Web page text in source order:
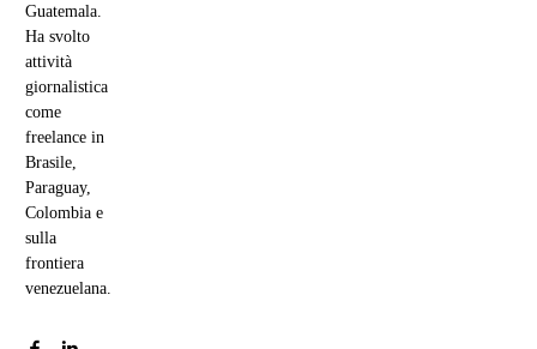
Guatemala.
Ha svolto
attività
giornalistica
come
freelance in
Brasile,
Paraguay,
Colombia e
sulla
frontiera
venezuelana.